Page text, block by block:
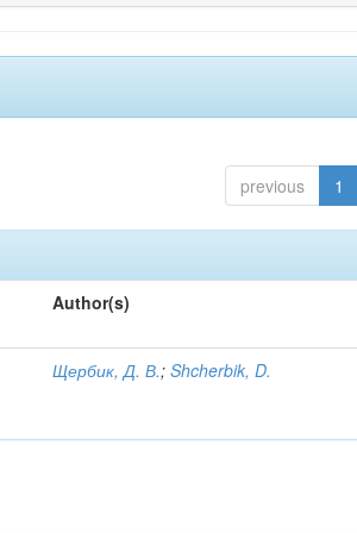
previous 1
Author(s)
Щербик, Д. В.;Shcherbik, D.